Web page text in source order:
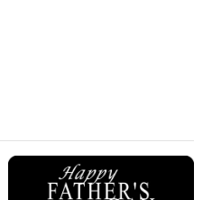
享免運
享免運